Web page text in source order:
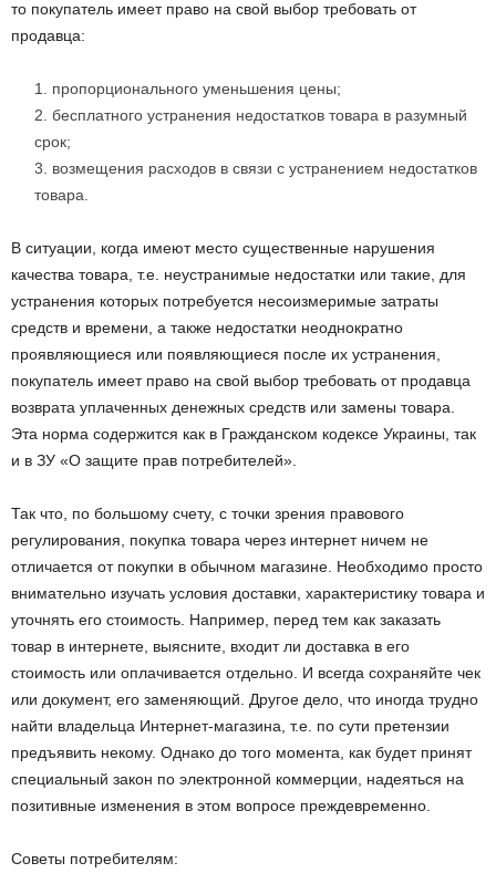
то покупатель имеет право на свой выбор требовать от
продавца:
пропорционального уменьшения цены;
бесплатного устранения недостатков товара в разумный
срок;
возмещения расходов в связи с устранением недостатков
товара.
В ситуации, когда имеют место существенные нарушения
качества товара, т.е. неустранимые недостатки или такие, для
устранения которых потребуется несоизмеримые затраты
средств и времени, а также недостатки неоднократно
проявляющиеся или появляющиеся после их устранения,
покупатель имеет право на свой выбор требовать от продавца
возврата уплаченных денежных средств или замены товара.
Эта норма содержится как в Гражданском кодексе Украины, так
и в ЗУ «О защите прав потребителей».
Так что, по большому счету, с точки зрения правового
регулирования, покупка товара через интернет ничем не
отличается от покупки в обычном магазине. Необходимо просто
внимательно изучать условия доставки, характеристику товара и
уточнять его стоимость. Например, перед тем как заказать
товар в интернете, выясните, входит ли доставка в его
стоимость или оплачивается отдельно. И всегда сохраняйте чек
или документ, его заменяющий. Другое дело, что иногда трудно
найти владельца Интернет-магазина, т.е. по сути претензии
предъявить некому. Однако до того момента, как будет принят
специальный закон по электронной коммерции, надеяться на
позитивные изменения в этом вопросе преждевременно.
Советы потребителям: